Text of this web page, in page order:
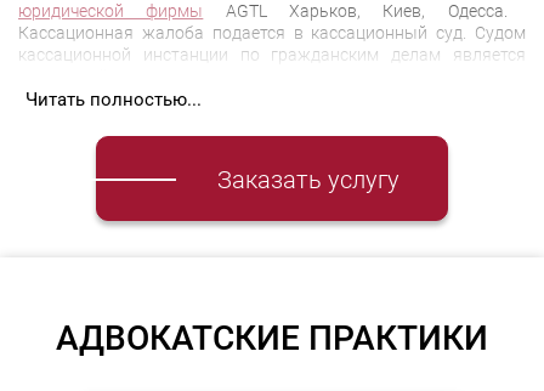
юридической фирмы AGTL Харьков, Киев, Одесса.
Кассационная жалоба подается в кассационный суд. Судом
кассационной инстанции по гражданским делам является
доскональное знание действующего законодательства. Суд
Участники дела, а также лица, не участвовавшие в
деле, если суд решил вопрос об их правах, свободах,
интересах и (или) обязанности, имеют право обжаловать в
Читать полностью...
Заказать услугу
АДВОКАТСКИЕ ПРАКТИКИ